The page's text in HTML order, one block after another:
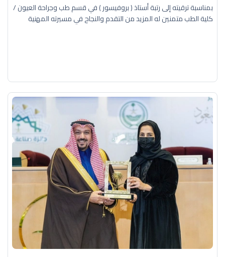
بمناسبة ترقيته إلى رتبة أستاذ ( بروفيسور ) في قسم طب وجراحة العيون /
كلية الطب متمنين له المزيد من التقدم والنجاح في مسيرته المهنية